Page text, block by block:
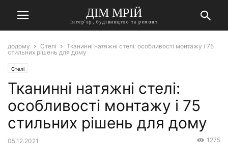
ДІМ МРІЙ
Інтер'єр, будівництво та ремонт
додому Стелі
Тканинні натяжні стелі: особливості монтажу і 75
стильних рішень для дому
Стелі
Тканинні натяжні стелі:
особливості монтажу і 75
стильних рішень для дому
05.12.2021 1275